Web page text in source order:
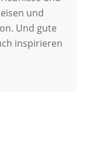
und
Und gute
inspirieren